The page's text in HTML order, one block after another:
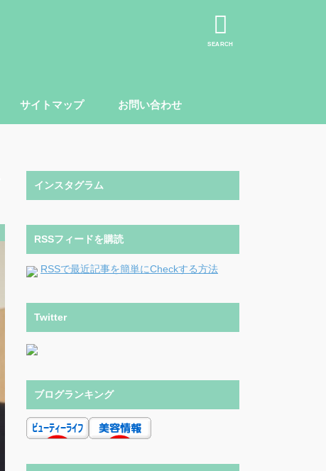
SEARCH
サイトマップ お問い合わせ
インスタグラム
RSSフィードを購読
RSSで最近記事を簡単にCheckする方法
Twitter
ブログランキング